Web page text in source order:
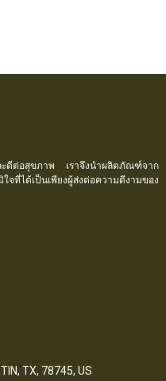
ะดีต่อสุขภาพ เราจึงนำผลิตภัณฑ์จาก
ได้เป็นเพียงผู้ส่งต่อความดีงามของ
TX, 78745, US